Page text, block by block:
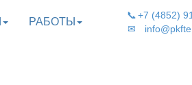
РАБОТЫ
📞
✉
+7 (4852)